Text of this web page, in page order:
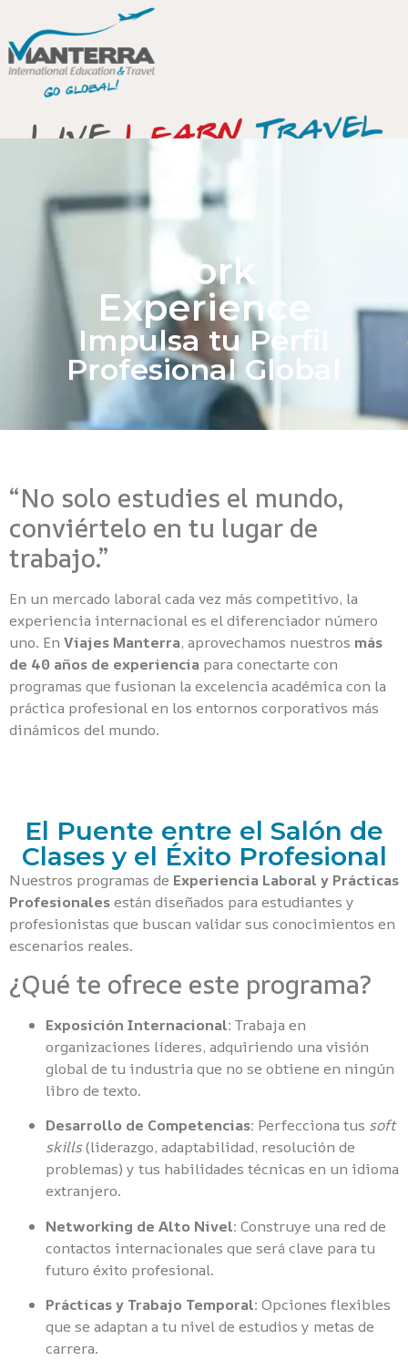
Work
Experience
Impulsa tu Perfil
Profesional Global
“No solo estudies el mundo,
conviértelo en tu lugar de
trabajo.”
En un mercado laboral cada vez más competitivo, la
experiencia internacional es el diferenciador número
uno. EnViajes Manterra, aprovechamos nuestros más
de 40 años de experiencia para conectarte con
programas que fusionan la excelencia académica con la
práctica profesional en los entornos corporativos más
dinámicos del mundo.
El Puente entre el Salón de
Clases y el Éxito Profesional
Nuestros programas de Experiencia Laboral y Prácticas
Profesionalesestán diseñados para estudiantes y
profesionistas que buscan validar sus conocimientos en
escenarios reales.
¿Qué te ofrece este programa?
Exposición Internacional: Trabaja en
organizaciones líderes, adquiriendo una visión
global de tu industria que no se obtiene en ningún
libro de texto.
Desarrollo de Competencias: Perfecciona tus soft
skills(liderazgo, adaptabilidad, resolución de
problemas) y tus habilidades técnicas en un idioma
extranjero.
Networking de Alto Nivel: Construye una red de
contactos internacionales que será clave para tu
futuro éxito profesional.
Prácticas y Trabajo Temporal: Opciones flexibles
que se adaptan a tu nivel de estudios y metas de
carrera.